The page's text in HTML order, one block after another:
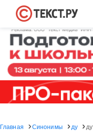
Главная Синонимы ду